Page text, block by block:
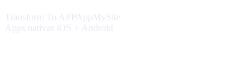
Transform To APP AppMySite
Apps nativas iOS + Android